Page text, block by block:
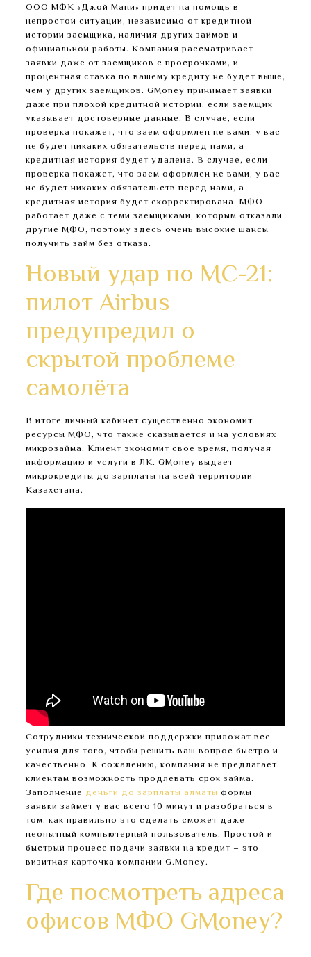
ООО МФК «Джой Мани» придет на помощь в
непростой ситуации, независимо от кредитной
истории заемщика, наличия других займов и
официальной работы. Компания рассматривает
заявки даже от заемщиков с просрочками, и
процентная ставка по вашему кредиту не будет выше,
чем у других заемщиков. GMoney принимает заявки
даже при плохой кредитной истории, если заемщик
указывает достоверные данные. В случае, если
проверка покажет, что заем оформлен не вами, у вас
не будет никаких обязательств перед нами, а
кредитная история будет удалена. В случае, если
проверка покажет, что заем оформлен не вами, у вас
не будет никаких обязательств перед нами, а
кредитная история будет скорректирована. МФО
работает даже с теми заемщиками, которым отказали
другие МФО, поэтому здесь очень высокие шансы
получить займ без отказа.
Новый удар по МС-21:
пилот Airbus
предупредил о
скрытой проблеме
самолёта
В итоге личный кабинет существенно экономит
ресурсы МФО, что также сказывается и на условиях
микрозайма. Клиент экономит свое время, получая
информацию и услуги в ЛК. GMoney выдает
микрокредиты до зарплаты на всей территории
Казахстана.
Сотрудники технической поддержки приложат все
усилия для того, чтобы решить ваш вопрос быстро и
качественно. К сожалению, компания не предлагает
клиентам возможность продлевать срок займа.
Заполнение деньги до зарплаты алматы формы
заявки займет у вас всего 10 минут и разобраться в
том, как правильно это сделать сможет даже
неопытный компьютерный пользователь. Простой и
быстрый процесс подачи заявки на кредит – это
визитная карточка компании G.Money.
Где посмотреть адреса
офисов МФО GMoney?